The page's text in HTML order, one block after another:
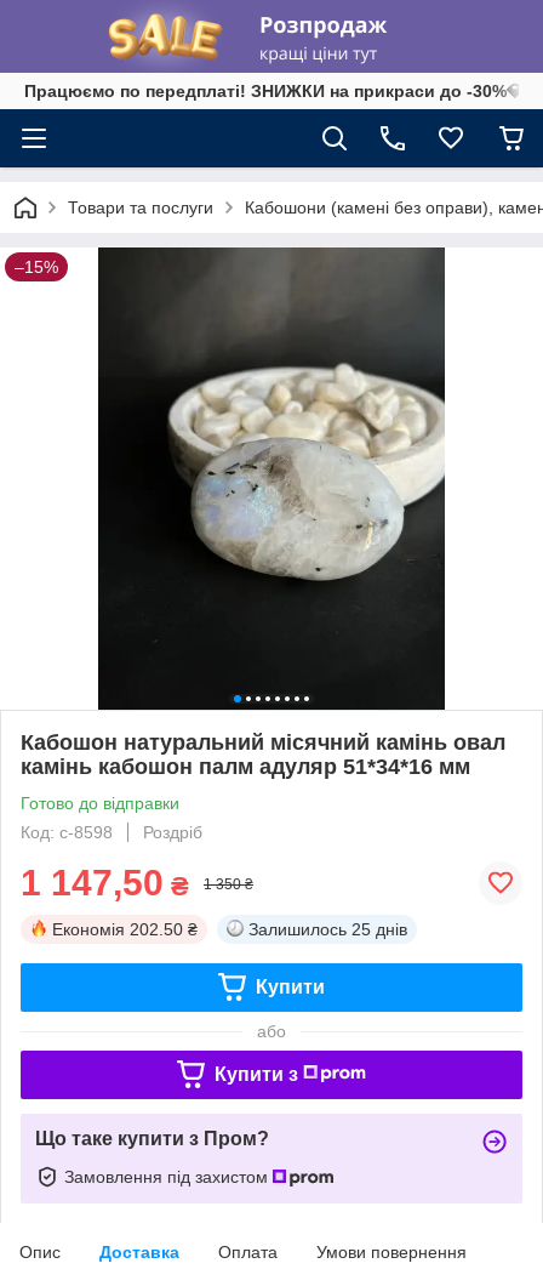
Працюємо по передплаті! ЗНИЖКИ на прикраси до -30%💎
Товари та послуги Кабошони (камені без оправи),
–15%
Кабошон натуральний місячний камінь овал
камінь кабошон палм адуляр 51*34*16 мм
Готово до відправки
Код: с-8598
Роздріб
1 147,50 ₴ 1 350 ₴
Економія 202.50 ₴ Залишилось 25 днів
Купити
або
Купити з
Що таке купити з Пром?
Замовлення під захистом
Опис Доставка Оплата Умови повернення